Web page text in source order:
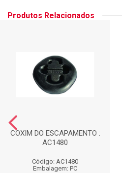
Produtos Relacionados
COXIM DO ESCAPAMENTO :
AC1480
Código: AC1480
Embalagem: PC